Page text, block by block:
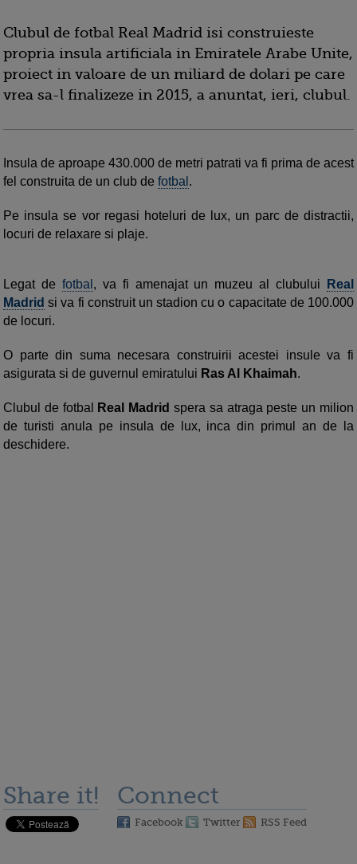
Clubul de fotbal Real Madrid isi construieste
propria insula artificiala in Emiratele Arabe Unite,
proiect in valoare de un miliard de dolari pe care
vrea sa-l finalizeze in 2015, a anuntat, ieri, clubul.
Insula de aproape 430.000 de metri patrati va fi prima de acest
fel construita de un club de fotbal .
Pe insula se vor regasi hoteluri de lux, un parc de distractii,
locuri de relaxare si plaje.
Legat de fotbal , va fi amenajat un muzeu al clubului
Real
Madrid si va fi construit un stadion cu o capacitate de 100.000
de locuri.
O parte din suma necesara construirii acestei insule va fi
asigurata si de guvernul emiratului Ras Al Khaimah.
Clubul de fotbal Real Madrid spera sa atraga peste un milion
de turisti anula pe insula de lux, inca din primul an de la
deschidere.
Share it! Connect
Facebook Twitter RSS Feed